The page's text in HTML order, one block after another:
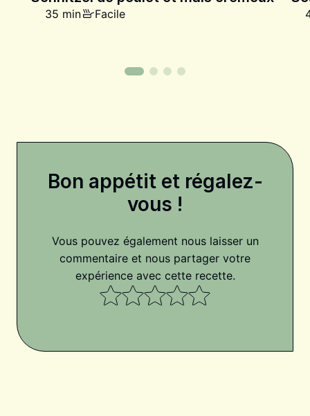
35 min Facile
Bon appétit et régalez-
vous !
Vous pouvez également nous laisser un
commentaire et nous partager votre
expérience avec cette recette.